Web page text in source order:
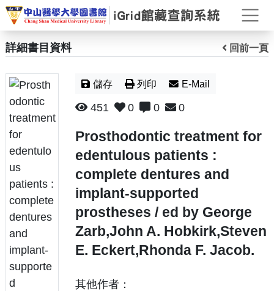
打
詳細書目資料 回前一頁
儲存 列印 E-Mail
451 0 0 0
Prosthodontic treatment for
edentulous patients :
complete dentures and
implant-supported
prostheses / ed by George
Zarb,John A. Hobkirk,Steven
E. Eckert,Rhonda F. Jacob.
其他作者：